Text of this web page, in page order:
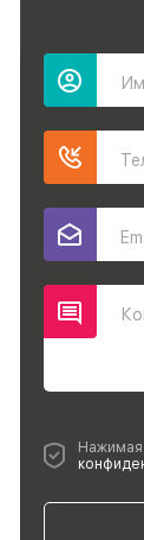
Нажимая